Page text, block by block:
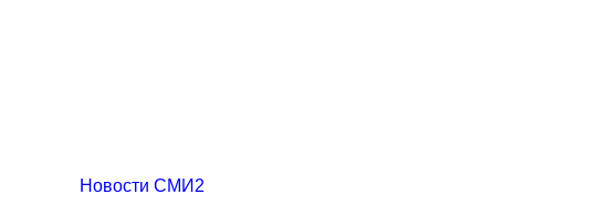
Новости СМИ2